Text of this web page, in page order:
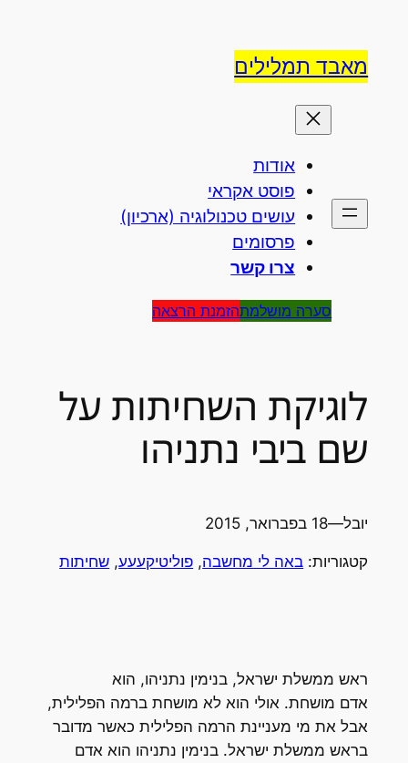
מאבד תמלילים
אודות
פוסט אקראי
עושים טכנולוגיה (ארכיון)
פרסומים
צרו קשר
סערה מושלמתהזמנת הרצאה
לוגיקת השחיתות על
שם ביבי נתניהו
יובל—18 בפברואר, 2015
קטגוריות: באה לי מחשבה, פוליטיקעעע, שחיתות
ראש ממשלת ישראל, בנימין נתניהו, הוא
אדם מושחת. אולי הוא לא מושחת ברמה הפלילית,
אבל את מי מעניינת הרמה הפלילית כאשר מדובר
בראש ממשלת ישראל. בנימין נתניהו הוא אדם